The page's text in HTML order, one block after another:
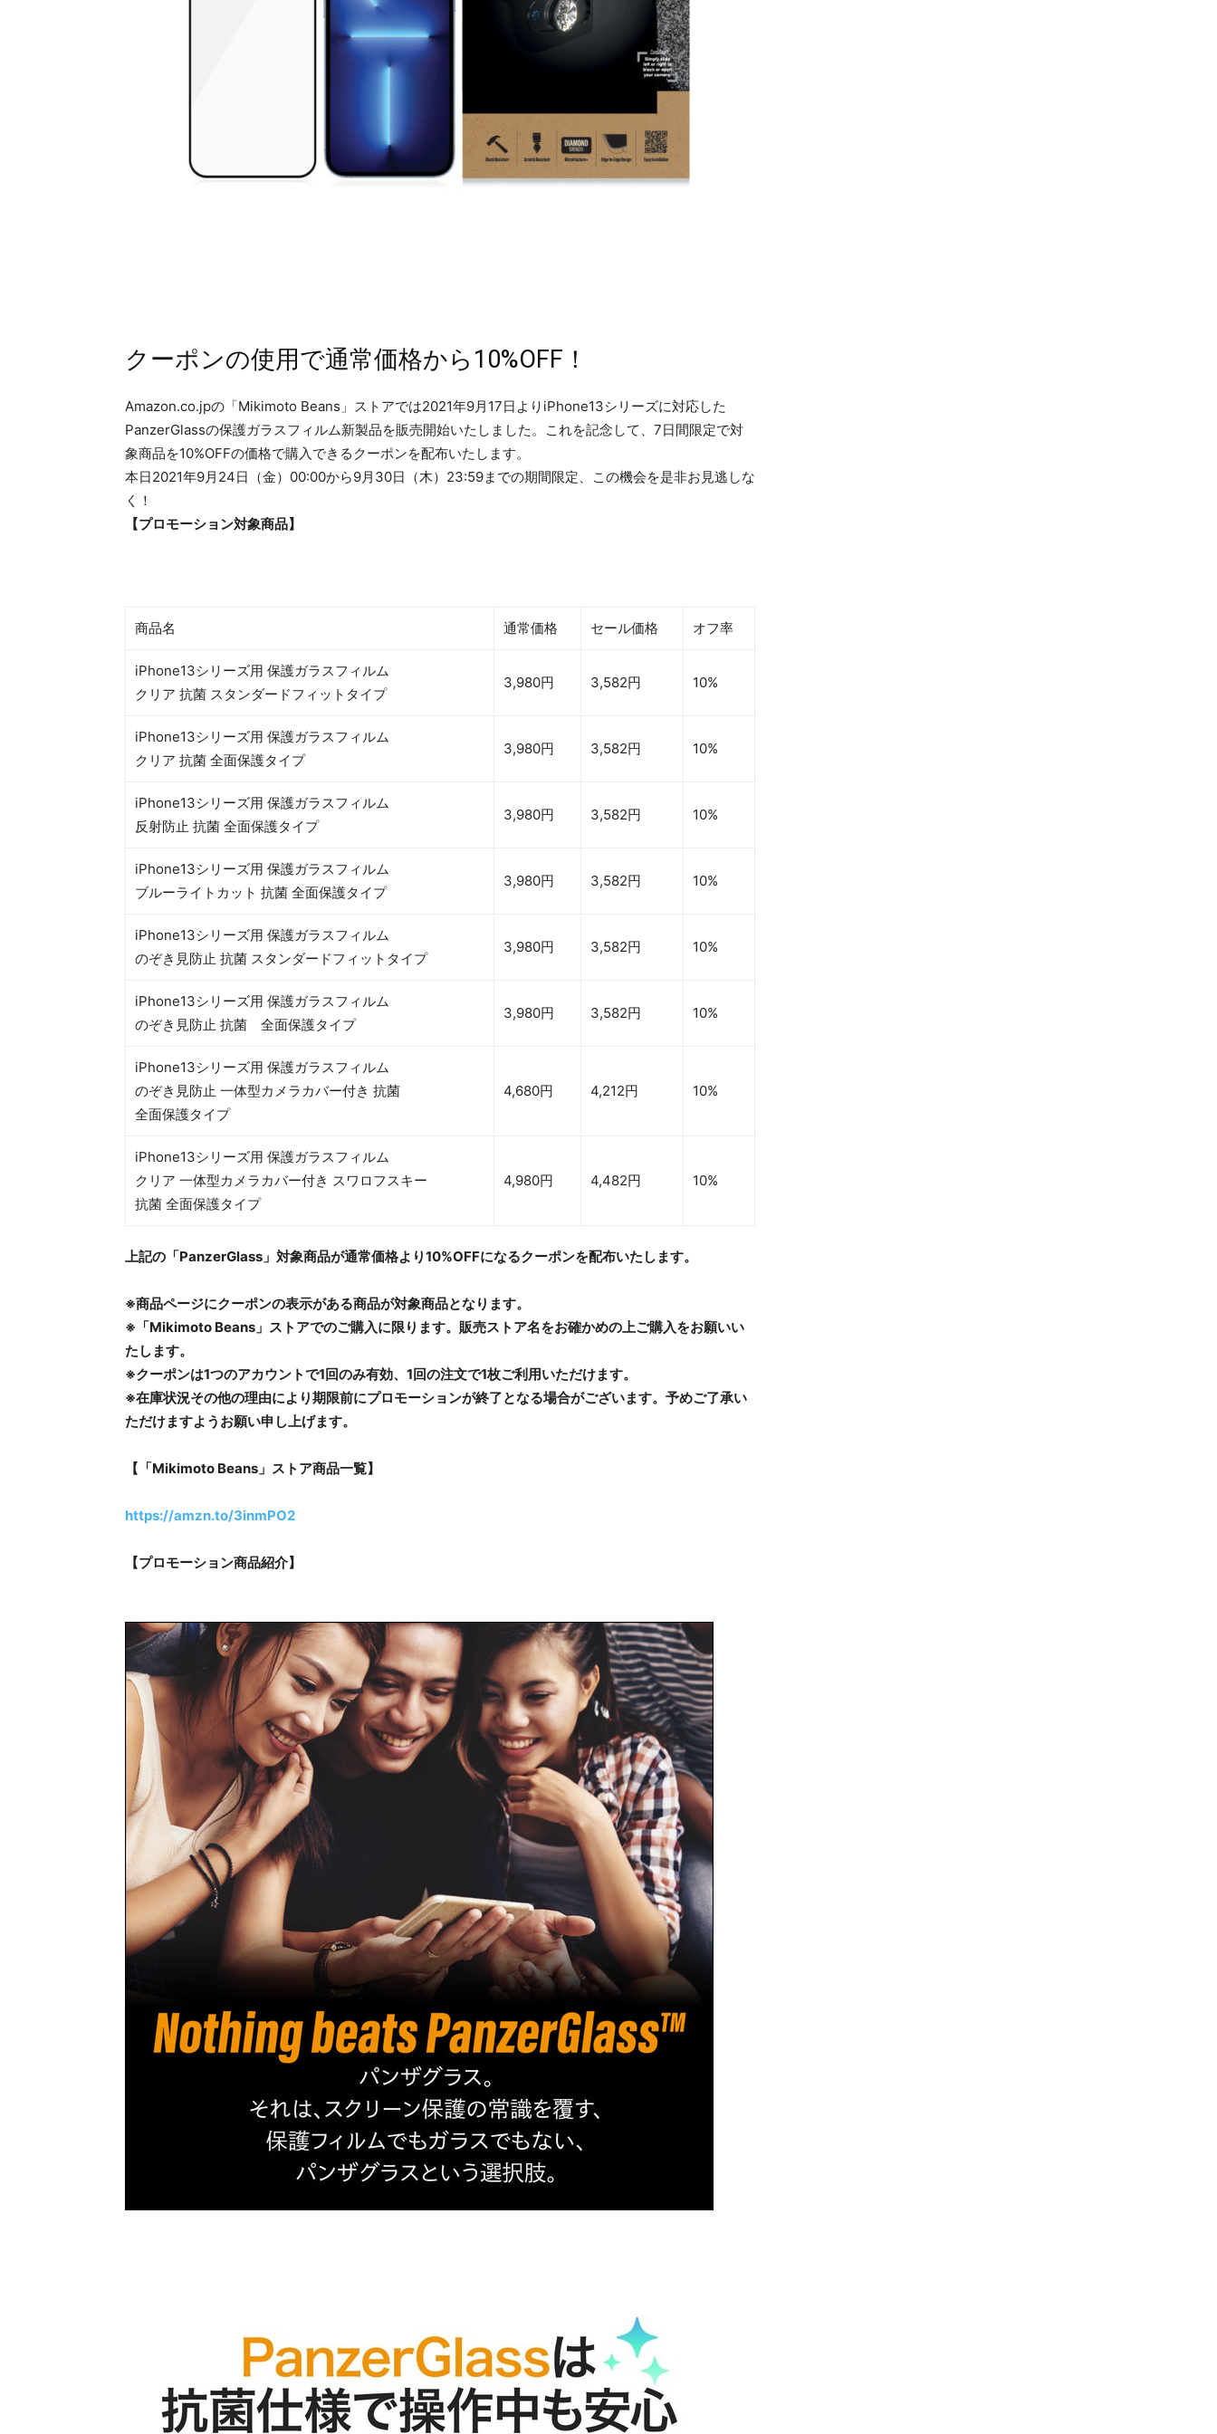
クーポンの使用で通常価格から10%OFF！
Amazon.co.jpの「Mikimoto Beans」ストアでは2021年9月17日よりiPhone13シリーズに対応した
PanzerGlassの保護ガラスフィルム新製品を販売開始いたしました。これを記念して、7日間限定で対
象商品を10%OFFの価格で購入できるクーポンを配布いたします。
本日2021年9月24日（金）00:00から9月30日（木）23:59までの期間限定、この機会を是非お見逃しな
く！
【プロモーション対象商品】
商品名 通常価格 セール価格 オフ率
iPhone13シリーズ用 保護ガラスフィルム
クリア 抗菌 スタンダードフィットタイプ
3,980円 3,582円 10%
iPhone13シリーズ用 保護ガラスフィルム
クリア 抗菌 全面保護タイプ
3,980円 3,582円 10%
iPhone13シリーズ用 保護ガラスフィルム
反射防止 抗菌 全面保護タイプ
3,980円 3,582円 10%
iPhone13シリーズ用 保護ガラスフィルム
ブルーライトカット 抗菌 全面保護タイプ
3,980円 3,582円 10%
iPhone13シリーズ用 保護ガラスフィルム
のぞき見防止 抗菌 スタンダードフィットタイプ
3,980円 3,582円 10%
iPhone13シリーズ用 保護ガラスフィルム
のぞき見防止 抗菌 全面保護タイプ
3,980円 3,582円 10%
iPhone13シリーズ用 保護ガラスフィルム
のぞき見防止 一体型カメラカバー付き 抗菌
全面保護タイプ
4,680円 4,212円 10%
iPhone13シリーズ用 保護ガラスフィルム
クリア 一体型カメラカバー付き スワロフスキー
抗菌 全面保護タイプ
4,980円 4,482円 10%
上記の「PanzerGlass」対象商品が通常価格より10%OFFになるクーポンを配布いたします。
※商品ページにクーポンの表示がある商品が対象商品となります。
※「Mikimoto Beans」ストアでのご購入に限ります。販売ストア名をお確かめの上ご購入をお願いい
たします。
※クーポンは1つのアカウントで1回のみ有効、1回の注文で1枚ご利用いただけます。
※在庫状況その他の理由により期限前にプロモーションが終了となる場合がございます。予めご了承い
ただけますようお願い申し上げます。
【「Mikimoto Beans」ストア商品一覧】
https://amzn.to/3inmPO2
【プロモーション商品紹介】